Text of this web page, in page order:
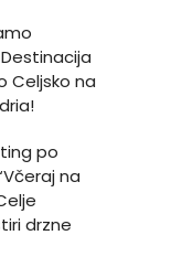
Celjsko na
po
na
drzne